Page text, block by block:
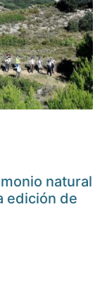
natural
edición de